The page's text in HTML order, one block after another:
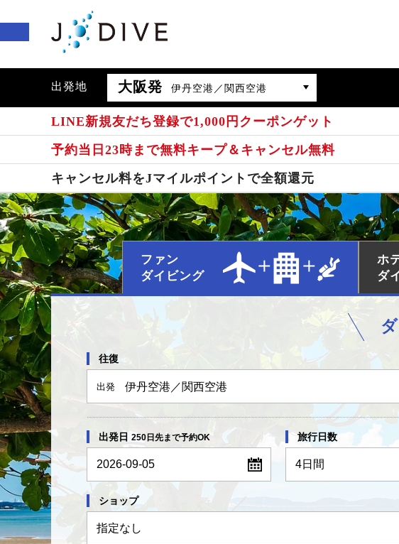
出発地 大阪発 伊丹空港／関西空港
LINE新規友だち登録で1,000円クーポンゲット
予約当日23時まで無料キープ＆キャンセル無料
キャンセル料をJマイルポイントで全額還元
ファン
ダイビング
ホ
ダ
出発日 250日先まで予約OK
2026-09-05
旅行日数
往復
出発 伊丹空港／関西空港
ショップ